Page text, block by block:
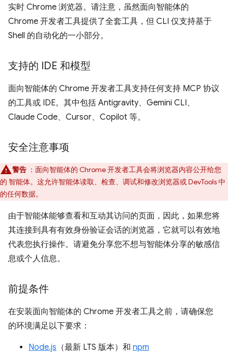
实时 Chrome 浏览器。请注意，虽然面向智能体的
Chrome 开发者工具提供了全套工具，但 CLI 仅支持基于
Shell 的自动化的一小部分。
支持的 IDE 和模型
面向智能体的 Chrome 开发者工具支持任何支持 MCP 协议
的工具或 IDE。其中包括 Antigravity、Gemini CLI、
Claude Code、Cursor、Copilot 等。
安全注意事项
警告 ：面向智能体的 Chrome 开发者工具会将浏览器内容公开给您
的 智能体。这允许智能体读取、检查、调试和修改浏览器或 DevTools 中
的任何数据。
由于智能体能够查看和互动其访问的页面，因此，如果您将
其连接到具有有效身份验证会话的浏览器，它就可以有效地
代表您执行操作。请避免分享您不想与智能体分享的敏感信
息或个人信息。
前提条件
在安装面向智能体的 Chrome 开发者工具之前，请确保您
的环境满足以下要求：
Node.js （最新 LTS 版本）和 npm